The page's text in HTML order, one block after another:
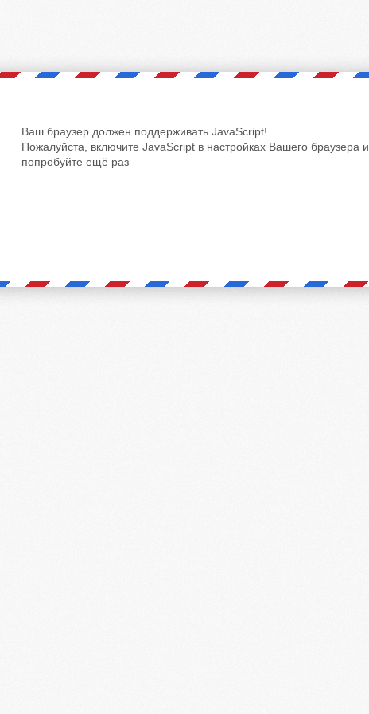
Ваш браузер должен поддерживать JavaScript!
Пожалуйста, включите JavaScript в настройках Вашего браузера и
попробуйте ещё раз